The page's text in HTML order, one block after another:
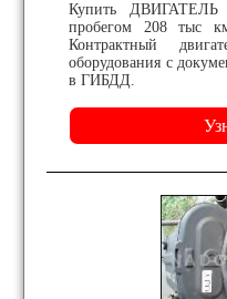
Купить
пробегом 208 тыс
Контрактный
оборудования с
в ГИБДД.